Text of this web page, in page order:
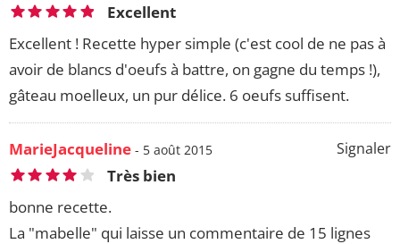
Excellent
Excellent ! Recette hyper simple (c'est cool de ne pas à
avoir de blancs d'oeufs à battre, on gagne du temps !),
gâteau moelleux, un pur délice. 6 oeufs suffisent.
Signaler
MarieJacqueline - 5 août 2015
Très bien
bonne recette.
La "mabelle" qui laisse un commentaire de 15 lignes